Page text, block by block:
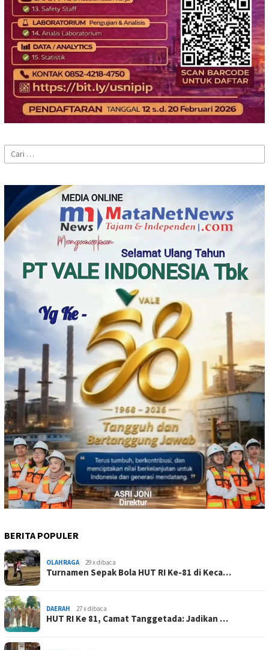
Cari
untuk:
BERITA POPULER
OLAHRAGA 29 x dibaca
Turnamen Sepak Bola HUT RI Ke-81 di Keca…
DAERAH 27 x dibaca
HUT RI Ke 81, Camat Tanggetada: Jadikan …